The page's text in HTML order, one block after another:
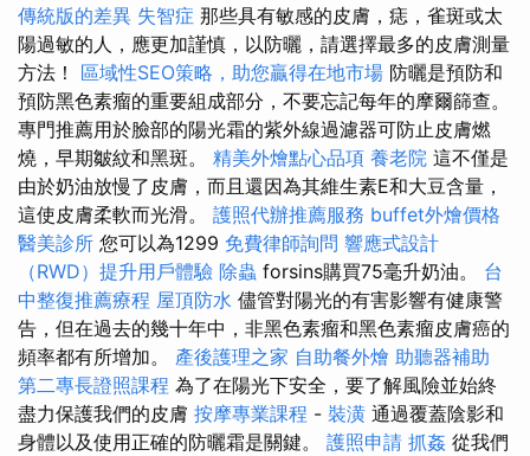
傳統版的差異 失智症 那些具有敏感的皮膚，痣，雀斑或太
陽過敏的人，應更加謹慎，以防曬，請選擇最多的皮膚測量
方法！ 區域性SEO策略，助您贏得在地市場 防曬是預防和
預防黑色素瘤的重要組成部分，不要忘記每年的摩爾篩查。
專門推薦用於臉部的陽光霜的紫外線過濾器可防止皮膚燃
燒，早期皺紋和黑斑。 精美外燴點心品項 養老院 這不僅是
由於奶油放慢了皮膚，而且還因為其維生素E和大豆含量，
這使皮膚柔軟而光滑。 護照代辦推薦服務 buffet外燴價格
醫美診所 您可以為1299 免費律師詢問 響應式設計
（RWD）提升用戶體驗 除蟲 forsins購買75毫升奶油。 台
中整復推薦療程 屋頂防水 儘管對陽光的有害影響有健康警
告，但在過去的幾十年中，非黑色素瘤和黑色素瘤皮膚癌的
頻率都有所增加。 產後護理之家 自助餐外燴 助聽器補助
第二專長證照課程 為了在陽光下安全，要了解風險並始終
盡力保護我們的皮膚 按摩專業課程 - 裝潢 通過覆蓋陰影和
身體以及使用正確的防曬霜是關鍵。 護照申請 抓姦 從我們